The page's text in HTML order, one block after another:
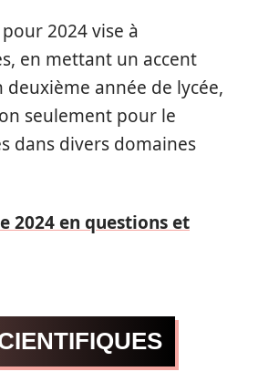
2024 vise à
en mettant un accent
année de lycée,
seulement pour le
dans divers domaines
2024 en questions et